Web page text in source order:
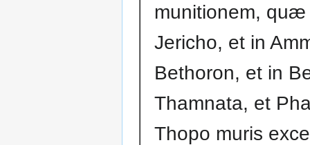
munitionem, quæ
Jericho, et in
Bethoron, et in
Thamnata, et
Thopo muris